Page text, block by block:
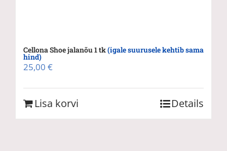
Cellona Shoe jalanõu 1 tk(igale suurusele kehtib sama
hind)
25,00 €
Lisa korvi Details